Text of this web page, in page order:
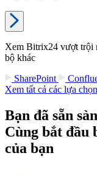
Xem Bitrix24 vượt trội
bộ khác
SharePoint
Xem tất cả các lựa
Bạn đã sẵn
Cùng bắt đầu
của bạn